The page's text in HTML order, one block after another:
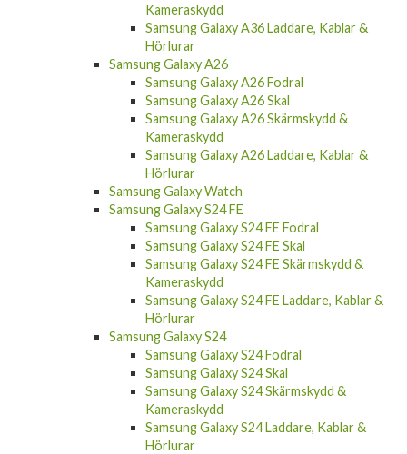
Kameraskydd
Samsung Galaxy A36 Laddare, Kablar &
Hörlurar
Samsung Galaxy A26
Samsung Galaxy A26 Fodral
Samsung Galaxy A26 Skal
Samsung Galaxy A26 Skärmskydd &
Kameraskydd
Samsung Galaxy A26 Laddare, Kablar &
Hörlurar
Samsung Galaxy Watch
Samsung Galaxy S24 FE
Samsung Galaxy S24 FE Fodral
Samsung Galaxy S24 FE Skal
Samsung Galaxy S24 FE Skärmskydd &
Kameraskydd
Samsung Galaxy S24 FE Laddare, Kablar &
Hörlurar
Samsung Galaxy S24
Samsung Galaxy S24 Fodral
Samsung Galaxy S24 Skal
Samsung Galaxy S24 Skärmskydd &
Kameraskydd
Samsung Galaxy S24 Laddare, Kablar &
Hörlurar